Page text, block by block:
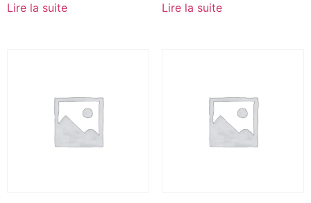
Lire la suite Lire la suite